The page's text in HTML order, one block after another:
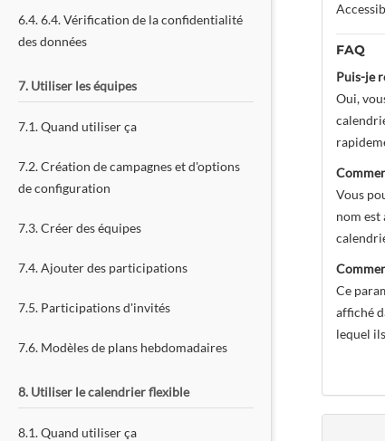
6.4. 6.4. Vérification de la confidentialité
des données
7. Utiliser les équipes
7.1. Quand utiliser ça
7.2. Création de campagnes et d'options
de configuration
7.3. Créer des équipes
7.4. Ajouter des participations
7.5. Participations d'invités
7.6. Modèles de plans hebdomadaires
8. Utiliser le calendrier flexible
8.1. Quand utiliser ça
FAQ
Puis-je
Oui,
Vous
nom
Ce
affiché
lequel